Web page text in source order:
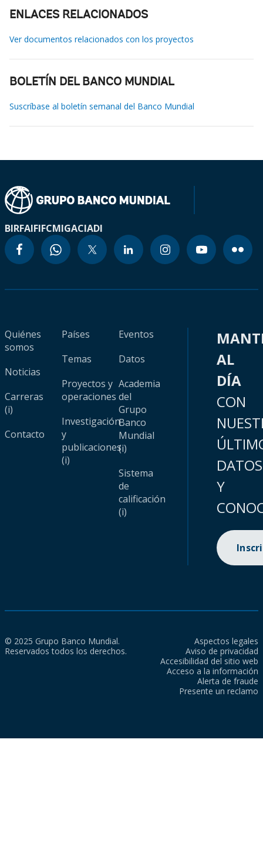
ENLACES RELACIONADOS
Ver documentos relacionados con los proyectos
BOLETÍN DEL BANCO MUNDIAL
Suscríbase al boletín semanal del Banco Mundial
BIRFAIFIFCMIGACIADI
Quiénes
somos
Noticias
Carreras
(i)
Contacto
Países
Temas
Proyectos y
operaciones
Investigación
y
publicaciones
(i)
Eventos
Datos
Academia
del
Grupo
Banco
Mundial
(i)
Sistema
de
calificación
(i)
AL
DÍA
CON
DATOS
Y
© 2025 Grupo Banco Mundial.
Reservados todos los derechos.
Aspectos legales
Aviso de privacidad
Accesibilidad del sitio web
Acceso a la información
Alerta de fraude
Presente un reclamo